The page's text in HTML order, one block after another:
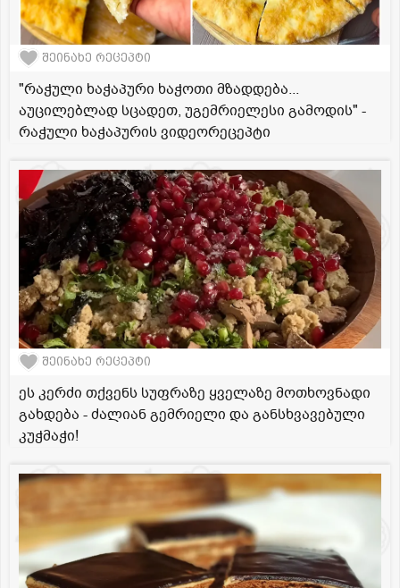
შეინახე რეცეპტი
"რაჭული ხაჭაპური ხაჭოთი მზადდება...
აუცილებლად სცადეთ, უგემრიელესი გამოდის" -
რაჭული ხაჭაპურის ვიდეორეცეპტი
შეინახე რეცეპტი
ეს კერძი თქვენს სუფრაზე ყველაზე მოთხოვნადი
გახდება - ძალიან გემრიელი და განსხვავებული
კუჭმაჭი!